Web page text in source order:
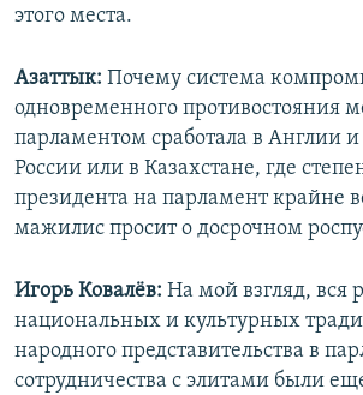
этого места.
Азаттык: Почему система
одновременного противостояния
парламентом сработала в Англии и
России или в Казахстане, где
президента на парламент крайне
мажилис просит о досрочном
Игорь Ковалёв: На мой взгляд, вся
национальных и культурных
народного представительства в
сотрудничества с элитами были